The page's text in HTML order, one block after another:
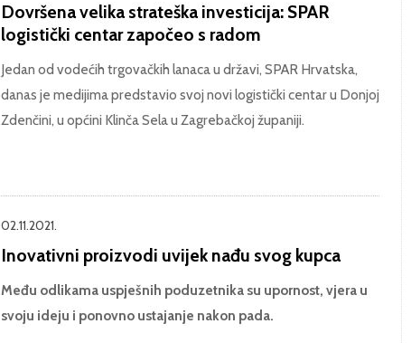
Dovršena velika strateška investicija: SPAR
logistički centar započeo s radom
Jedan od vodećih trgovačkih lanaca u državi, SPAR Hrvatska,
danas je medijima predstavio svoj novi logistički centar u Donjoj
Zdenčini, u općini Klinča Sela u Zagrebačkoj županiji.
02.11.2021.
Inovativni proizvodi uvijek nađu svog kupca
Među odlikama uspješnih poduzetnika su upornost, vjera u
svoju ideju i ponovno ustajanje nakon pada.